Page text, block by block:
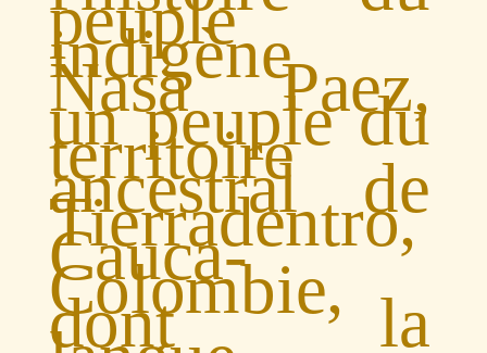
peuple
indigène
Nasa Paez,
un peuple du
territoire
ancestral de
Tierradentro,
Cauca-
Colombie,
dont la